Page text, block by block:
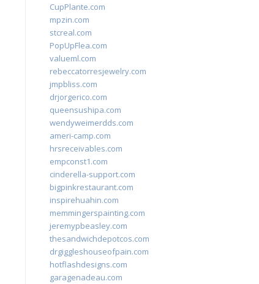
CupPlante.com
mpzin.com
stcreal.com
PopUpFlea.com
valueml.com
rebeccatorresjewelry.com
jmpbliss.com
drjorgerico.com
queensushipa.com
wendyweimerdds.com
ameri-camp.com
hrsreceivables.com
empconst1.com
cinderella-support.com
bigpinkrestaurant.com
inspirehuahin.com
memmingerspainting.com
jeremypbeasley.com
thesandwichdepotcos.com
drgiggleshouseofpain.com
hotflashdesigns.com
garagenadeau.com